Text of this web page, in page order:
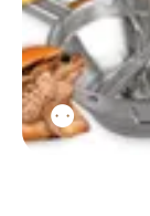
⚉